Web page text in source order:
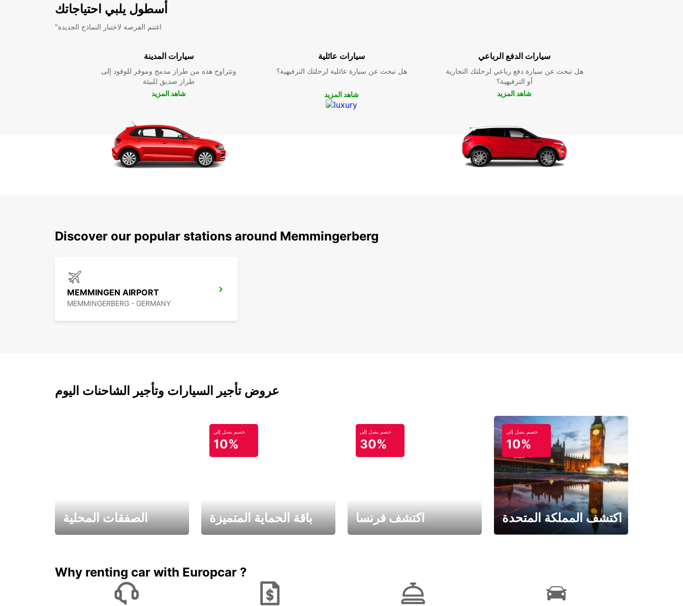
أسطول يلبي احتياجاتك
"اغتنم الفرصة لاختبار النماذج الجديدة
سيارات المدينة
وتتراوح هذه من طراز مدمج وموفر للوقود إلى
طراز صديق للبيئة
شاهد المزيد
سيارات عائلية
هل تبحث عن سيارة عائلية لرحلتك الترفيهية؟
شاهد المزيد
سيارات الدفع الرباعي
هل تبحث عن سيارة دفع رباعي لرحلتك التجارية
أو الترفيهية؟
شاهد المزيد
Discover our popular stations around Memmingerberg
MEMMINGEN AIRPORT
MEMMINGERBERG - GERMANY
عروض تأجير السيارات وتأجير الشاحنات اليوم
الصفقات المحلية
خصم يصل إلى
10%
باقة الحماية المتميزة
خصم يصل إلى
30%
اكتشف فرنسا
خصم يصل إلى
10%
اكتشف المملكة المتحدة
Why renting car with Europcar ?